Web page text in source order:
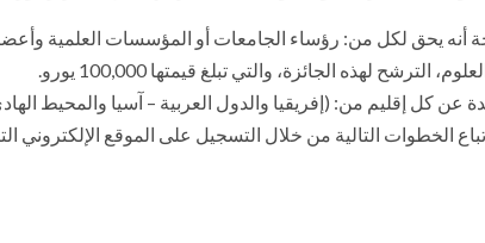
يحق لكل من: رؤساء الجامعات أو المؤسسات العلمية وأعضاء
لهذه الجائزة، والتي تبلغ قيمتها 100,000 يورو.
كل إقليم من: (إفريقيا والدول العربية – آسيا والمحيط الهادي
الخطوات التالية من خلال التسجيل على الموقع الإلكتروني